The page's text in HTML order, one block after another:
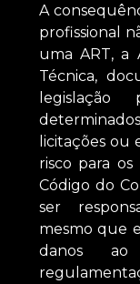
A
profissional
uma ART, a
Técnica,
licitações ou
risco para
Código do
ser
mesmo que
danos